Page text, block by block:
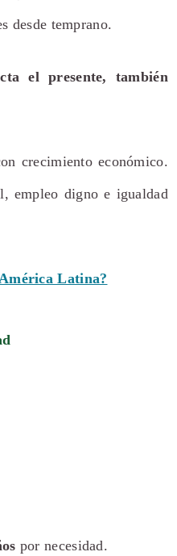
desde temprano.
el presente, también
crecimiento económico.
empleo digno e igualdad
Latina?
por necesidad.